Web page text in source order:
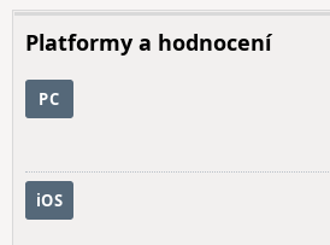
Platformy a hodnocení
PC
iOS